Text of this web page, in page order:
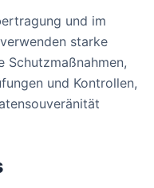
und im
starke
Schutzmaßnahmen,
und Kontrollen,